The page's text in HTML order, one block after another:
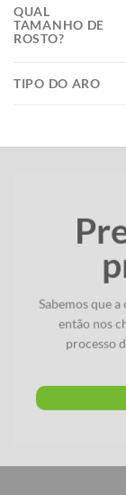
QUAL
TAMANHO DE
ROSTO?
TIPO DO ARO
Sabemos que
então nos
processo